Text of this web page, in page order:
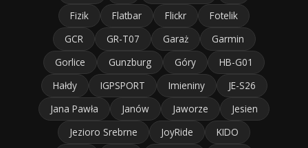
Fizik
Flatbar Flickr
Fotelik
GCR
GR-T07 Garaż
Garmin
Gorlice
Gunzburg Góry
HB-G01
Hałdy
IGPSPORT Imieniny
JE-S26
Jana Pawła
Janów Jaworze
Jesien
Jezioro Srebrne
JoyRide
KIDO